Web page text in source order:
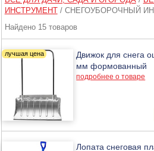
ИНСТРУМЕНТ/ СНЕГОУБОРОЧНЫЙ
Найдено 15 товаров
Движок для снега
мм формованный
подробнее о товаре
Лопата снеговая